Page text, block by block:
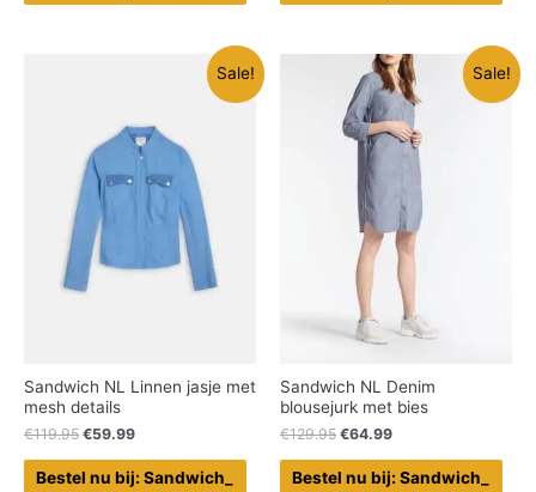
Sale!
Sandwich NL Linnen jasje met
mesh details
€119.95 €59.99
Bestel nu bij: Sandwich_
Sale!
Sandwich NL Denim
blousejurk met bies
€129.95 €64.99
Bestel nu bij: Sandwich_